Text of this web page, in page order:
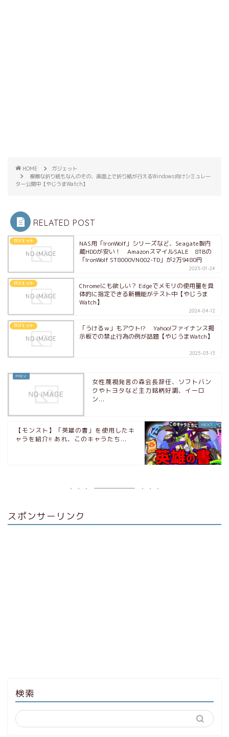
HOME
ガジェット
複雑な折り紙もなんのその、画面上で折り紙が行えるWindows向けシミュレー
ター公開中【やじうまWatch】
RELATED POST
ガジェット
NAS用「IronWolf」シリーズなど、Seagate製内
蔵HDDが安い！ AmazonスマイルSALE 8TBの
「IronWolf ST8000VN002-TD」が2万9480円
2025-01-24
ガジェット
Chromeにも欲しい？ Edgeでメモリの使用量を具
体的に指定できる新機能がテスト中【やじうま
Watch】
2024-04-12
ガジェット
「うけるｗ」もアウト!? Yahoo!ファイナンス掲
示板での禁止行為の例が話題【やじうまWatch】
2025-03-13
女性蔑視発言の森会長辞任、ソフトバン
クやトヨタなど主力銘柄好調、イーロ
ン...
【モンスト】「英雄の書」を使用したキ
ャラを紹介!! あれ、このキャラたち...
スポンサーリンク
検索